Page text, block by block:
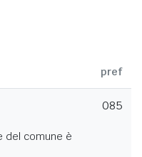
pref
del comune è
085